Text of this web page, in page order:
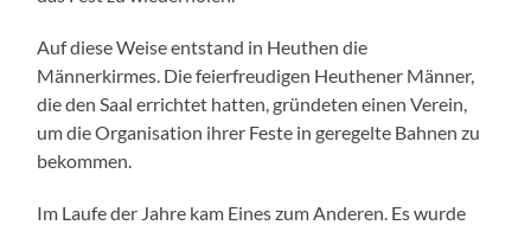
Auf diese Weise entstand in Heuthen die
Männerkirmes. Die feierfreudigen Heuthener Männer,
die den Saal errichtet hatten, gründeten einen Verein,
um die Organisation ihrer Feste in geregelte Bahnen zu
bekommen.
Im Laufe der Jahre kam Eines zum Anderen. Es wurde